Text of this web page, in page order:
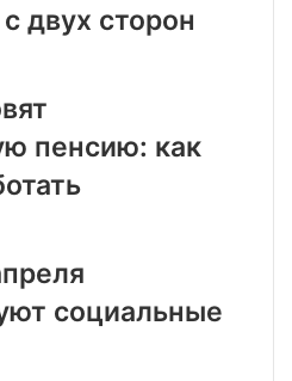
двух сторон
пенсию: как
социальные